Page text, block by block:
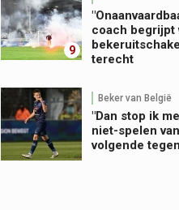
9
coach begrijpt
terecht
Beker van België
"Dan stop ik
niet-spelen
volgende